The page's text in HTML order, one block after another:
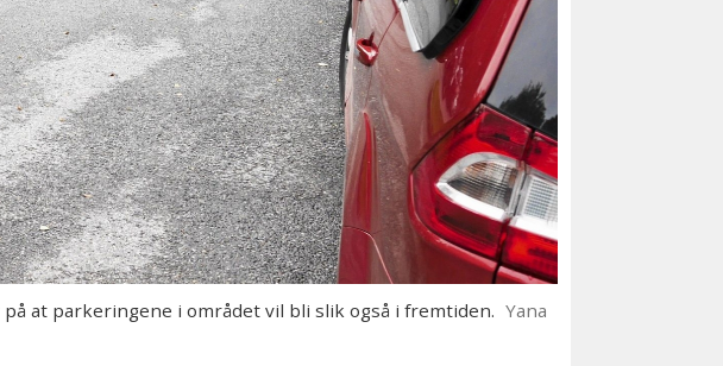
på at parkeringene i området vil bli slik også i fremtiden. Yana